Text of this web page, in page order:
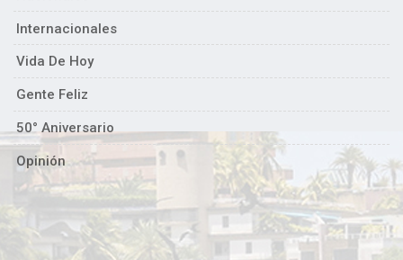
Internacionales
Vida De Hoy
Gente Feliz
50° Aniversario
Opinión